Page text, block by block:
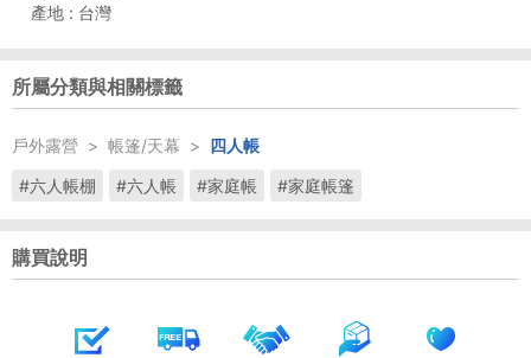
產地 : 台灣
所屬分類與相關標籤
戶外露營 > 帳篷/天幕 > 四人帳
#六人帳棚
#六人帳 #家庭帳 #家庭帳篷
購買說明